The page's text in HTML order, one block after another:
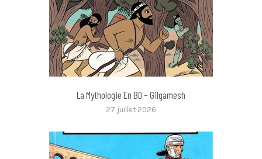
La Mythologie En BD – Gilgamesh
27 juillet 2026